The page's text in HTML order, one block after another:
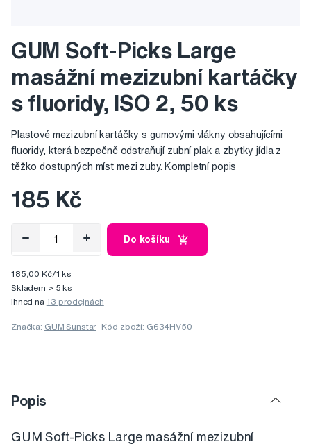
GUM Soft-Picks Large
masážní mezizubní kartáčky
s fluoridy, ISO 2, 50 ks
Plastové mezizubní kartáčky s gumovými vlákny obsahujícími
fluoridy, která bezpečně odstraňují zubní plak a zbytky jídla z
těžko dostupných míst mezi zuby. Kompletní popis
185 Kč
Do košíku
185,00 Kč/1 ks
Skladem > 5 ks
Ihned na 13 prodejnách
Značka: GUM Sunstar Kód zboží: G634HV50
Popis
GUM Soft-Picks Large masážní mezizubní